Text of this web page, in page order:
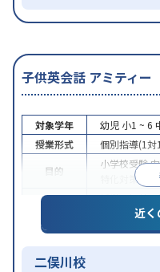
子供英会話 アミティー
対象学年 幼児 小1 ~ 6
授業形式
個別指導(1対
目的
小学校受験
特化対策
授業の振替可
ライン対応1
近く
二俣川校